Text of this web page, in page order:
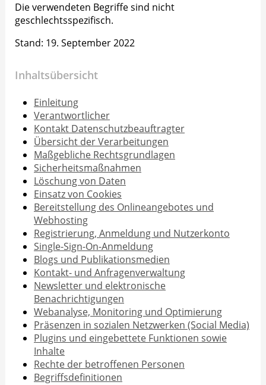
Die verwendeten Begriffe sind nicht
geschlechtsspezifisch.
Stand: 19. September 2022
Inhaltsübersicht
Einleitung
Verantwortlicher
Kontakt Datenschutzbeauftragter
Übersicht der Verarbeitungen
Maßgebliche Rechtsgrundlagen
Sicherheitsmaßnahmen
Löschung von Daten
Einsatz von Cookies
Bereitstellung des Onlineangebotes und
Webhosting
Registrierung, Anmeldung und Nutzerkonto
Single-Sign-On-Anmeldung
Blogs und Publikationsmedien
Kontakt- und Anfragenverwaltung
Newsletter und elektronische
Benachrichtigungen
Webanalyse, Monitoring und Optimierung
Präsenzen in sozialen Netzwerken (Social Media)
Plugins und eingebettete Funktionen sowie
Inhalte
Rechte der betroffenen Personen
Begriffsdefinitionen